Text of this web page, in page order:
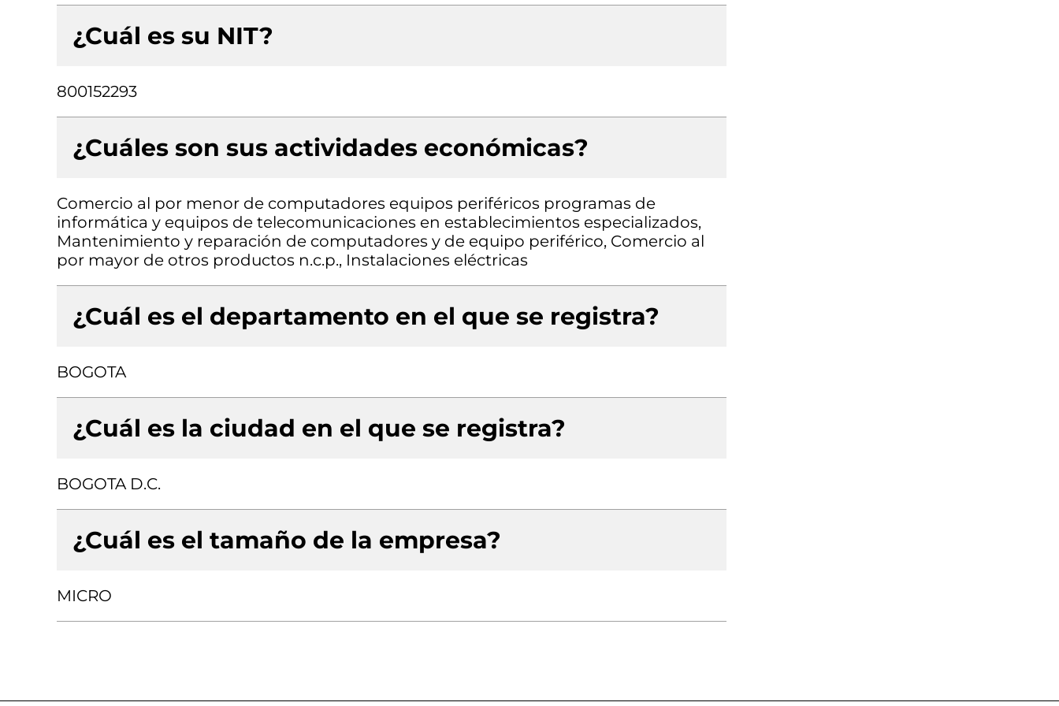
¿Cuál es su NIT?
800152293
¿Cuáles son sus actividades económicas?
Comercio al por menor de computadores equipos periféricos programas de
informática y equipos de telecomunicaciones en establecimientos especializados,
Mantenimiento y reparación de computadores y de equipo periférico, Comercio al
por mayor de otros productos n.c.p., Instalaciones eléctricas
¿Cuál es el departamento en el que se registra?
BOGOTA
¿Cuál es la ciudad en el que se registra?
BOGOTA D.C.
¿Cuál es el tamaño de la empresa?
MICRO